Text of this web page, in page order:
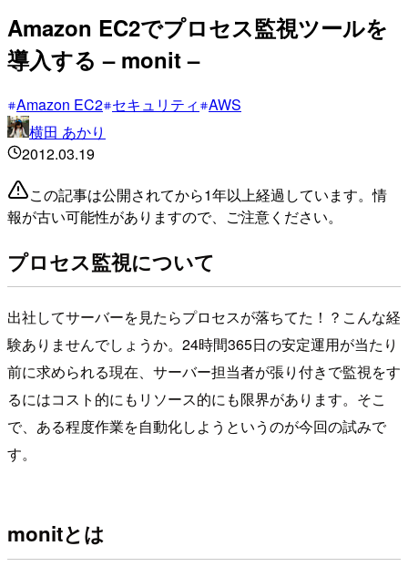
Amazon EC2でプロセス監視ツールを
導入する – monit –
Amazon EC2 セキュリティ AWS
横田 あかり
2012.03.19
この記事は公開されてから1年以上経過しています。情
報が古い可能性がありますので、ご注意ください。
プロセス監視について
出社してサーバーを見たらプロセスが落ちてた！？こんな経
験ありませんでしょうか。24時間365日の安定運用が当たり
前に求められる現在、サーバー担当者が張り付きで監視をす
るにはコスト的にもリソース的にも限界があります。そこ
で、ある程度作業を自動化しようというのが今回の試みで
す。
monitとは